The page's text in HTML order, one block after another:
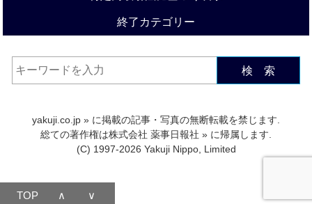
終了カテゴリー
検 索
yakuji.co.jp » に掲載の記事・写真の無断転載を禁じます.
総ての著作権は株式会社 薬事日報社 » に帰属します.
(C) 1997-2026 Yakuji Nippo, Limited
TOP ∧ ∨